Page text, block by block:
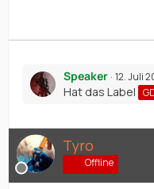
Speaker 12. Juli
Hat das Label
Tyro
Offline